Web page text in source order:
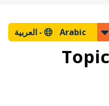
Arabic - العربية